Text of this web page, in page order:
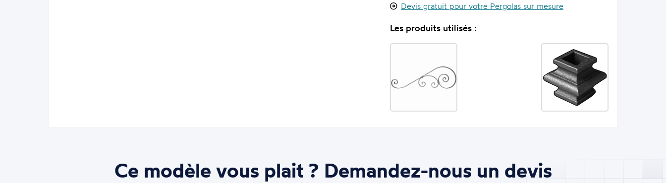
Devis gratuit pour votre Pergolas sur mesure
Les produits utilisés :
Ce modèle vous plait ? Demandez-nous un devis